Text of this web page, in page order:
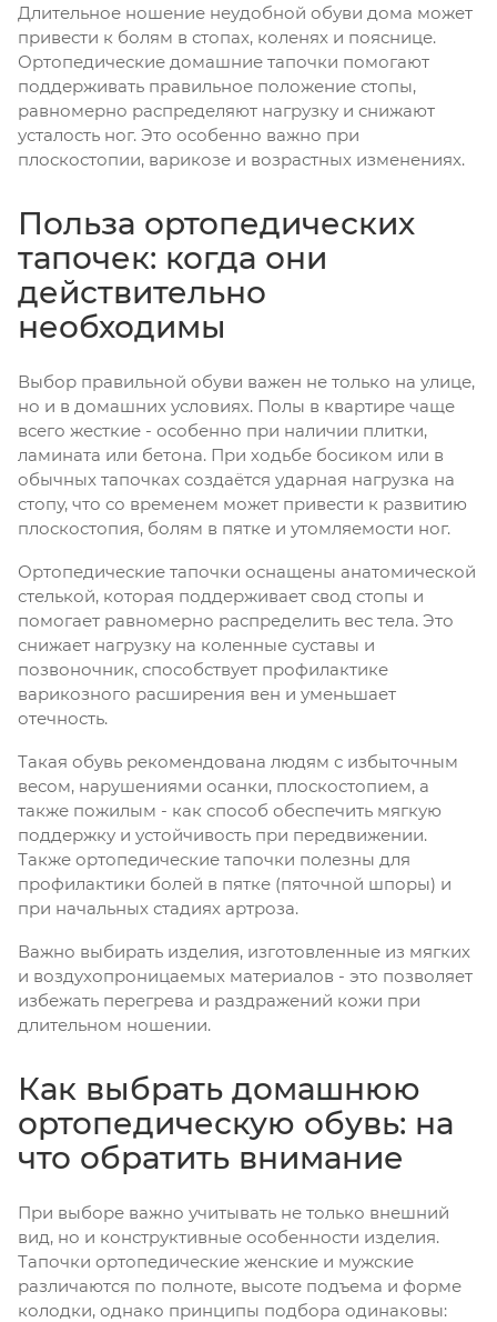
Длительное ношение неудобной обуви дома может
привести к болям в стопах, коленях и пояснице.
Ортопедические домашние тапочки помогают
поддерживать правильное положение стопы,
равномерно распределяют нагрузку и снижают
усталость ног. Это особенно важно при
плоскостопии, варикозе и возрастных изменениях.
Польза ортопедических
тапочек: когда они
действительно
необходимы
Выбор правильной обуви важен не только на улице,
но и в домашних условиях. Полы в квартире чаще
всего жесткие - особенно при наличии плитки,
ламината или бетона. При ходьбе босиком или в
обычных тапочках создаётся ударная нагрузка на
стопу, что со временем может привести к развитию
плоскостопия, болям в пятке и утомляемости ног.
Ортопедические тапочки оснащены анатомической
стелькой, которая поддерживает свод стопы и
помогает равномерно распределить вес тела. Это
снижает нагрузку на коленные суставы и
позвоночник, способствует профилактике
варикозного расширения вен и уменьшает
отечность.
Такая обувь рекомендована людям с избыточным
весом, нарушениями осанки, плоскостопием, а
также пожилым - как способ обеспечить мягкую
поддержку и устойчивость при передвижении.
Также ортопедические тапочки полезны для
профилактики болей в пятке (пяточной шпоры) и
при начальных стадиях артроза.
Важно выбирать изделия, изготовленные из мягких
и воздухопроницаемых материалов - это позволяет
избежать перегрева и раздражений кожи при
длительном ношении.
Как выбрать домашнюю
ортопедическую обувь: на
что обратить внимание
При выборе важно учитывать не только внешний
вид, но и конструктивные особенности изделия.
Тапочки ортопедические женские и мужские
различаются по полноте, высоте подъема и форме
колодки, однако принципы подбора одинаковы: